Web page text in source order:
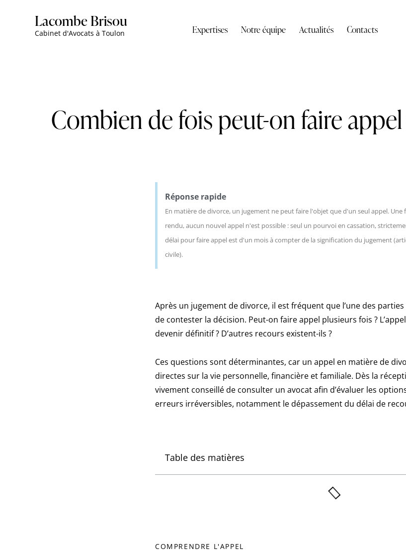
Lacombe Brisou
Cabinet d'Avocats à Toulon Expertises Notre équipe Actualités Contacts
Combien de fois peut-on faire
Réponse rapide
En matière de divorce, un jugement ne peut faire l'objet que d'un seul appel. Une
rendu, aucun nouvel appel n'est possible : seul un pourvoi en cassation,
délai pour faire appel est d'un mois à compter de la signification du jugement
civile).
Après un jugement de divorce, il est fréquent que l’une des
de contester la décision. Peut-on faire appel plusieurs fois ?
devenir définitif ? D’autres recours existent-ils ?
Ces questions sont déterminantes, car un appel en matière de
directes sur la vie personnelle, financière et familiale. Dès la
vivement conseillé de consulter un avocat afin d’évaluer les
erreurs irréversibles, notamment le dépassement du délai de
Table des matières
COMPRENDRE L'APPEL